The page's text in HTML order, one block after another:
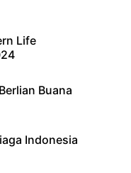
Life
Buana
Indonesia